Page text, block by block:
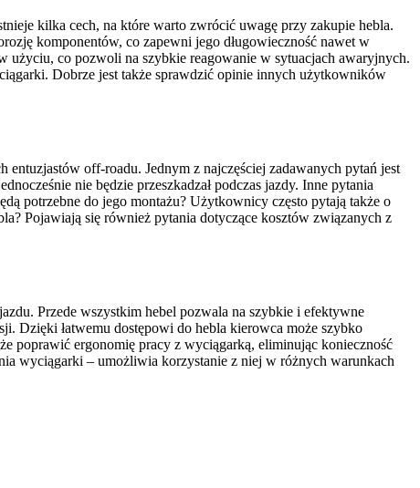
kilka cech, na które warto zwrócić uwagę przy zakupie hebla.
komponentów, co zapewni jego długowieczność nawet w
użyciu, co pozwoli na szybkie reagowanie w sytuacjach awaryjnych.
Dobrze jest także sprawdzić opinie innych użytkowników
off-roadu. Jednym z najczęściej zadawanych pytań jest
nie będzie przeszkadzał podczas jazdy. Inne pytania
potrzebne do jego montażu? Użytkownicy często pytają także o
Pojawiają się również pytania dotyczące kosztów związanych z
Przede wszystkim hebel pozwala na szybkie i efektywne
Dzięki łatwemu dostępowi do hebla kierowca może szybko
poprawić ergonomię pracy z wyciągarką, eliminując konieczność
wyciągarki – umożliwia korzystanie z niej w różnych warunkach